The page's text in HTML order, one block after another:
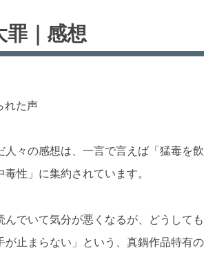
罪｜感想
れた声
人々の感想は、一言で言えば「猛毒を飲
性」に集約されています。
んでいて気分が悪くなるが、どうしても
が止まらない」という、真鍋作品特有の